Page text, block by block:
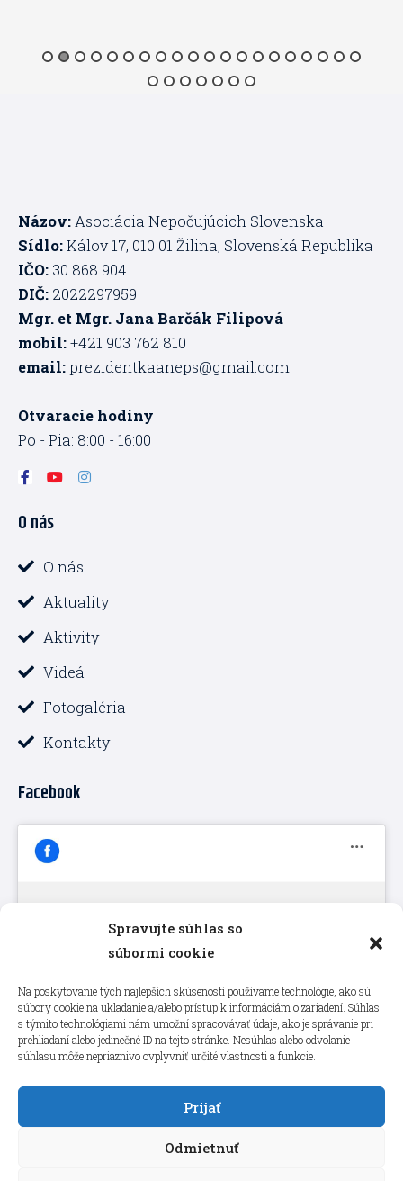
Spravujte súhlas so
súbormi cookie
Na poskytovanie tých najlepších skúseností používame technológie, ako sú
súbory cookie na ukladanie a/alebo prístup k informáciám o zariadení. Súhlas
s týmito technológiami nám umožní spracovávať údaje, ako je správanie pri
prehliadaní alebo jedinečné ID na tejto stránke. Nesúhlas alebo odvolanie
súhlasu môže nepriaznivo ovplyvniť určité vlastnosti a funkcie.
Prijať
Odmietnuť
Názov: Asociácia Nepočujúcich Slovenska
Sídlo:Kálov 17, 010 01 Žilina, Slovenská Republika
IČO: 30 868 904
DIČ: 2022297959
Mgr. et Mgr. Jana Barčák Filipová
mobil:+421 903 762 810
email:prezidentkaaneps@gmail.com
Otvaracie hodiny
Po - Pia: 8:00 - 16:00
F
a
e
b
o
k
f
Y
u
e
I
n
O nás
O nás
Aktuality
Aktivity
Videá
Fotogaléria
Kontakty
Facebook
Kliknutím prijmete súbory cookie